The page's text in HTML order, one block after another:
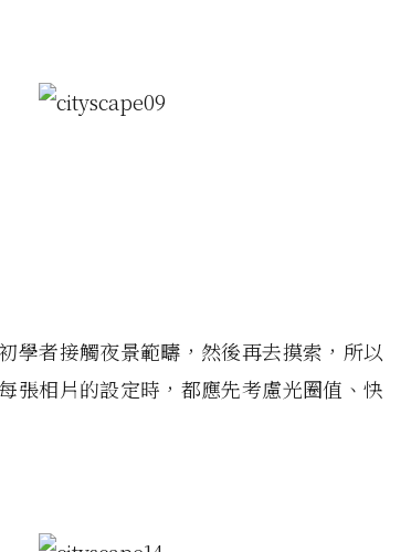
學者接觸夜景範疇，然後再去摸索，所以
張相片的設定時，都應先考慮光圈值、快